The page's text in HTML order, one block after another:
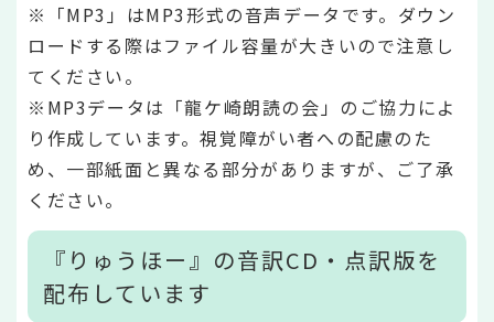
※「MP3」はMP3形式の音声データです。ダウン
ロードする際はファイル容量が大きいので注意し
てください。
※MP3データは「龍ケ崎朗読の会」のご協力によ
り作成しています。視覚障がい者への配慮のた
め、一部紙面と異なる部分がありますが、ご了承
ください。
『りゅうほー』の音訳CD・点訳版を
配布しています